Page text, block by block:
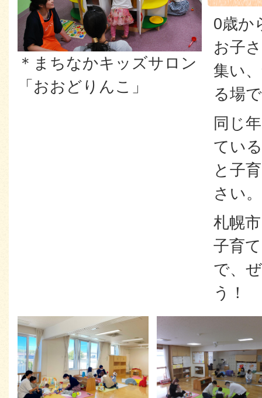
＊まちなかキッズサロン
「おおどりんこ」
0歳か
お子
集い
る場
同じ
てい
と子
さい。
札幌
子育
で、
う！